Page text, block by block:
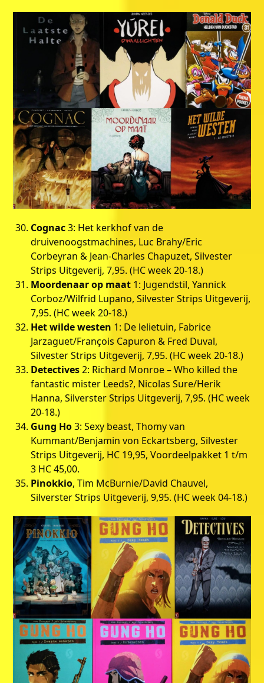
Cognac3: Het kerkhof van de
druivenoogstmachines, Luc Brahy/Eric
Corbeyran & Jean-Charles Chapuzet, Silvester
Strips Uitgeverij, 7,95. (HC week 20-18.)
Moordenaar op maat 1: Jugendstil, Yannick
Corboz/Wilfrid Lupano, Silvester Strips Uitgeverij,
7,95. (HC week 20-18.)
Het wilde westen 1: De lelietuin, Fabrice
Jarzaguet/François Capuron & Fred Duval,
Silvester Strips Uitgeverij, 7,95. (HC week 20-18.)
Detectives2: Richard Monroe – Who killed the
fantastic mister Leeds?, Nicolas Sure/Herik
Hanna, Silverster Strips Uitgeverij, 7,95. (HC week
20-18.)
Gung Ho3: Sexy beast, Thomy van
Kummant/Benjamin von Eckartsberg, Silvester
Strips Uitgeverij, HC 19,95, Voordeelpakket 1 t/m
3 HC 45,00.
Pinokkio, Tim McBurnie/David Chauvel,
Silverster Strips Uitgeverij, 9,95. (HC week 04-18.)